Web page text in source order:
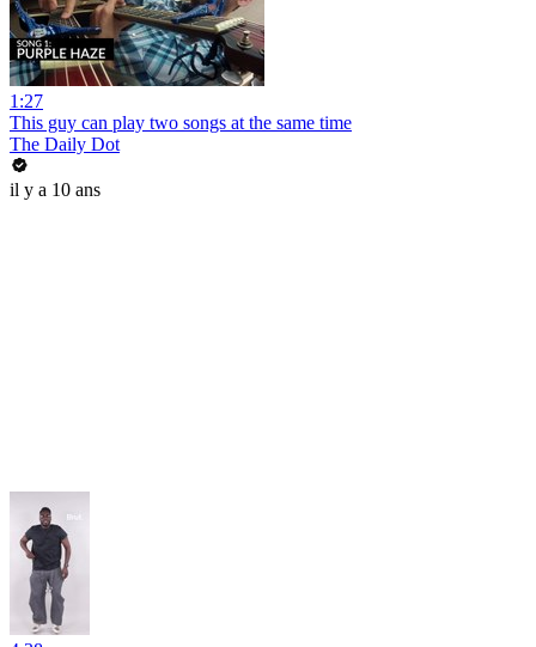
1:27
This guy can play two songs at the same time
The Daily Dot
il y a 10 ans